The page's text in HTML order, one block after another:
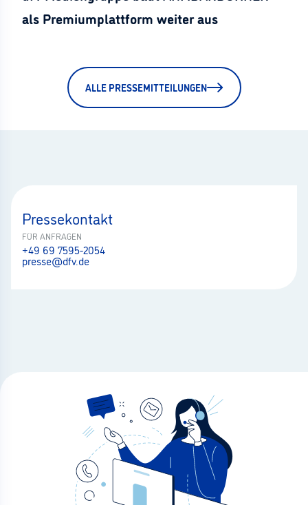
als Premiumplattform weiter aus
ALLE PRESSEMITTEILUNGEN
Pressekontakt
FÜR ANFRAGEN
+49 69 7595-2054
presse@dfv.de